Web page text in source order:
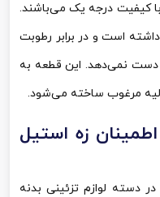
کیفیت درجه یک می‌باشند.
است و در برابر رطوبت
دست نمی‌دهد. این قطعه به
مرغوب ساخته می‌شود.
زه استیل
دسته لوازم تزئینی بدنه